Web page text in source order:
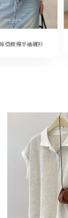
亞麻棉半袖襯衫